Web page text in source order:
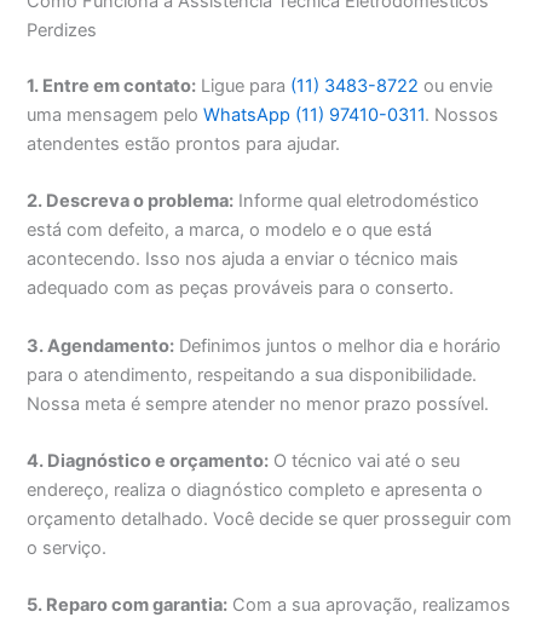
Perdizes
1. Entre em contato: Ligue para (11) 3483-8722 ou envie
uma mensagem peloWhatsApp (11) 97410-0311. Nossos
atendentes estão prontos para ajudar.
2. Descreva o problema: Informe qual eletrodoméstico
está com defeito, a marca, o modelo e o que está
acontecendo. Isso nos ajuda a enviar o técnico mais
adequado com as peças prováveis para o conserto.
3. Agendamento: Definimos juntos o melhor dia e horário
para o atendimento, respeitando a sua disponibilidade.
Nossa meta é sempre atender no menor prazo possível.
4. Diagnóstico e orçamento: O técnico vai até o seu
endereço, realiza o diagnóstico completo e apresenta o
orçamento detalhado. Você decide se quer prosseguir com
o serviço.
5. Reparo com garantia: Com a sua aprovação, realizamos